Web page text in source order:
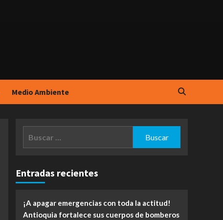
Medio Ambiente
Entradas recientes
¡A apagar emergencias con toda la actitud!
Antioquia fortalece sus cuerpos de bomberos